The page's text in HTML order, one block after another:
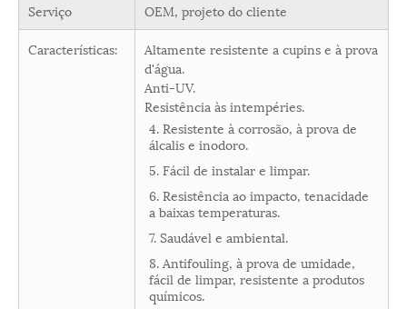
Serviço
OEM, projeto do cliente
Características:
Altamente resistente a cupins e à prova
d'água.
Anti-UV.
Resistência às intempéries.
4. Resistente à corrosão, à prova de
álcalis e inodoro.
5. Fácil de instalar e limpar.
6. Resistência ao impacto, tenacidade
a baixas temperaturas.
7. Saudável e ambiental.
8. Antifouling, à prova de umidade,
fácil de limpar, resistente a produtos
químicos.